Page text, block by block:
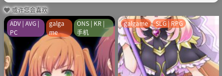
或许您会喜欢
ADV | AVG |
PC
galga
me
ONS | KR |
手机
galgame SLG | RPG